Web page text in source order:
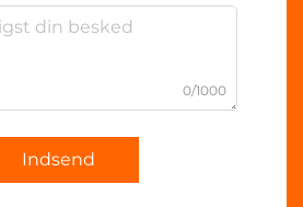
0/1000
Indsend